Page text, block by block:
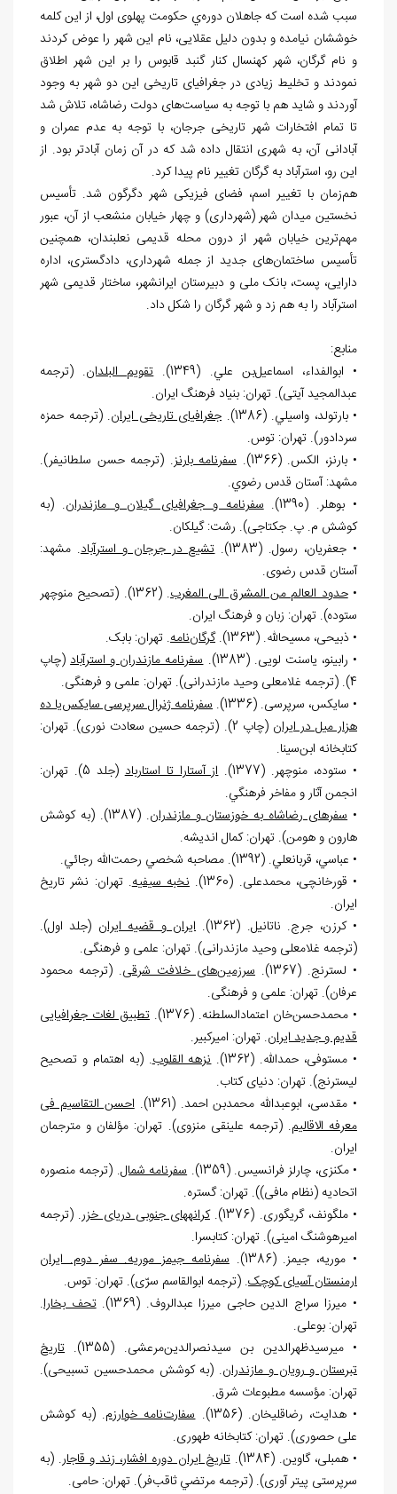
سبب شده است که جاهلان دورهي حکومت پهلوی اول، از این کلمه
خوششان نیامده و بدون دلیل عقلایی، نام این شهر را عوض کردند
و نام گرگان، شهر کهنسال کنار گنبد قابوس را بر این شهر اطلاق
نمودند و تخلیط زیادی در جغرافیای تاریخی این دو شهر به وجود
آوردند و شاید هم با توجه به سیاستهای دولت رضاشاه، تلاش شد
تا تمام افتخارات شهر تاریخی جرجان، با توجه به عدم عمران و
آبادانی آن، به شهری انتقال داده شد که در آن زمان آبادتر بود. از
این رو، استرآباد به گرگان تغییر نام پیدا کرد.
همزمان با تغییر اسم، فضای فیزیکی شهر دگرگون شد. تأسیس
نخستین میدان شهر (شهرداری) و چهار خیابان منشعب از آن، عبور
مهمترین خیابان شهر از درون محله قدیمی نعلبندان، همچنین
تأسیس ساختمانهای جدید از جمله شهرداری، دادگستری، اداره
دارایی، پست، بانک ملی و دبیرستان ایرانشهر، ساختار قدیمی شهر
استرآباد را به هم زد و شهر گرگان را شکل داد.
منابع:
• ابوالفداء، اسماعيلبن علي. (1349). تقویم البلدان. (ترجمه
عبدالمجید آیتی). تهران: بنیاد فرهنگ ایران.
• بارتولد، واسيلي. (1386).
جغرافیای تاریخی ایران. (ترجمه حمزه
سردادور). تهران: توس.
• بارنز، الکس. (1366).
سفرنامه بارنز. (ترجمه حسن سلطانی‏فر).
مشهد: آستان قدس رضوي.
• بوهلر. (1390).
سفرنامه و جغرافیای گیلان و مازندران. (به
کوشش م. پ. جکتاجی). رشت: گیلکان.
• جعفریان، رسول. (1383).
تشیع در جرجان و استرآباد. مشهد:
آستان قدس رضوی.
•حدود العالم من المشرق الی المغرب
. (1362). (تصحیح منوچهر
ستوده). تهران: زبان و فرهنگ ایران.
• ذبیحی، مسیح‏الله. (1363).
گرگاننامه. تهران: بابک.
• رابینو، یاسنت لویی. (1383).
سفرنامه مازندران و استرآباد(چاپ
4). (ترجمه غلامعلی وحيد مازندرانی). تهران: علمی و فرهنگی.
• سایکس، سرپرسی. (1336).
سفرنامه ژنرال سرپرسی سایکسیا ده
هزار میل در ایران
(چاپ 2). (ترجمه حسین سعادت نوری). تهران:
کتابخانه ابنسینا.
• ستوده، منوچهر. (1377).
از آستارا تا استارباد
(جلد 5). تهران:
انجمن آثار و مفاخر فرهنگي.
•سفر‏های رضاشاه به خوزستان و مازندران
. (1387). (به کوشش
‏‏هارون و هومن). تهران: کمال اندیشه.
• عباسي، قربانعلي. (1392). مصاحبه شخصي رحمت
الله رجائي.
• قورخانچی، محمدعلی. (1360).
نخبه سیفیه. تهران: نشر تاریخ
ایران.
• کرزن، جرج. ناتانيل. (1362).
ایران و قضیه ایران (جلد اول).
(ترجمه غلامعلی وحید مازندرانی). تهران: علمی و فرهنگی.
• لسترنج. (1367).
سرزمینهای خلافت شرقی. (ترجمه محمود
عرفان). تهران: علمی و فرهنگی.
• محمدحسنخان اعتمادالسلطنه. (1376).
تطبیق لغات جغرافیایی
قدیم و جدید ایران. تهران: امیرکبیر.
• مستوفی، حمدالله. (1362).
نزهه القلوب. (به اهتمام و تصحیح
لیسترنج). تهران: دنیای کتاب.
• مقدسی، ابوعبدالله محمدبن احمد. (1361).
احسن التقاسیم فی
معرفه الاقالیم. (ترجمه علینقی منزوی). تهران: مؤلفان و مترجمان
ایران.
• مکنزی، چارلز فرانسیس. (1359).
سفرنامه شمال. (ترجمه منصوره
اتحادیه (نظام مافی)). تهران: گستره.
• ملگونف، گریگوری. (1376).
کرانه‏های جنوبی دریای خزر. (ترجمه
امیرهوشنگ امینی). تهران: کتابسرا.
• موریه، جیمز. (1386).
سفرنامه جیمز موریه. سفر دوم. ایران
ارمنستان آسیای کوچک. (ترجمه ابوالقاسم سرّی). تهران: توس.
• میرزا سراج الدین حاجی میرزا عبدالروف. (1369).
تحف بخارا.
تهران: بوعلی.
• میرسیدظهرالدین بن سیدنصرالدینمرعشی. (1355).
تاریخ
تبرستان و رویان و مازندران. (به کوشش محمدحسین تسبیحی).
تهران: مؤسسه مطبوعات شرق.
• هدایت، رضاقلی‏خان. (1356).
سفارتنامه خوارزم. (به کوشش
علی حصوری). تهران: کتابخانه طهوری.
• همبلی، گاوین. (1384).
تاریخ ایران دوره افشار، زند و قاجار. (به
سرپرستی پیترآوری). (ترجمه مرتضي ثاقبفر). تهران: حامی.